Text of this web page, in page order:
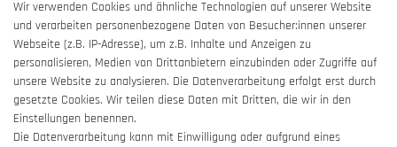
AGB
Impressum
Barrierefreiheitserklärung
Wir verwenden Cookies und ähnliche Technologien auf unserer Website
und verarbeiten personenbezogene Daten von Besucher:innen unserer
Webseite (z.B. IP-Adresse), um z.B. Inhalte und Anzeigen zu
personalisieren, Medien von Drittanbietern einzubinden oder Zugriffe auf
unsere Website zu analysieren. Die Datenverarbeitung erfolgt erst durch
gesetzte Cookies. Wir teilen diese Daten mit Dritten, die wir in den
Einstellungen benennen.
Die Datenverarbeitung kann mit Einwilligung oder aufgrund eines